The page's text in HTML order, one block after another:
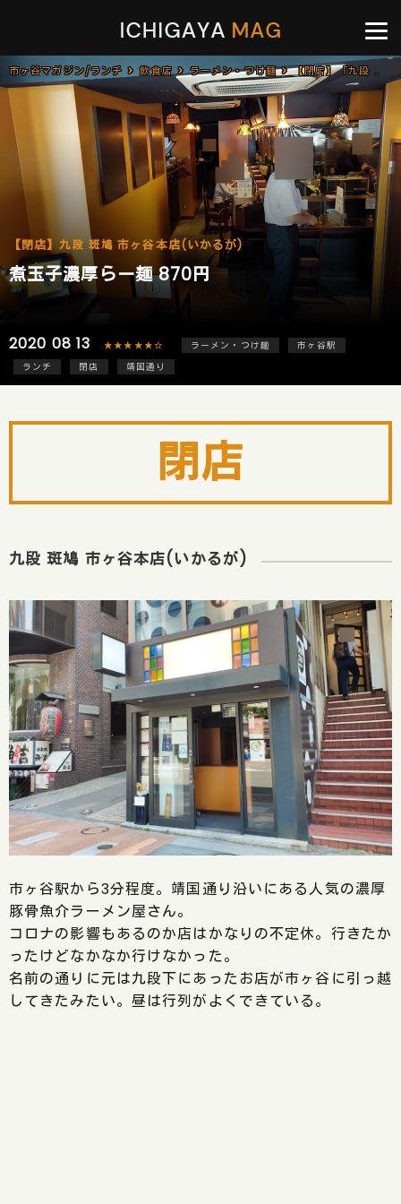
市ヶ谷マガジン/ランチ 飲食店 ラーメン・つけ麺 【閉店】「九段 斑鳩 市ヶ谷本店(いかるが)」で「煮玉子濃厚らー麺(870円)」
【閉店】九段 斑鳩 市ヶ谷本店(いかるが)
煮玉子濃厚らー麺 870円
2020 08 13 ★★★★★☆ ラーメン・つけ麺
市ヶ谷駅
ランチ
閉店 靖国通り
閉店
九段 斑鳩 市ヶ谷本店(いかるが)
市ヶ谷駅から3分程度。靖国通り沿いにある人気の濃厚
豚骨魚介ラーメン屋さん。
コロナの影響もあるのか店はかなりの不定休。行きたか
ったけどなかなか行けなかった。
名前の通りに元は九段下にあったお店が市ヶ谷に引っ越
してきたみたい。昼は行列がよくできている。